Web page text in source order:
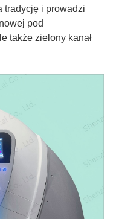
tradycję i prowadzi
pod
także zielony kanał